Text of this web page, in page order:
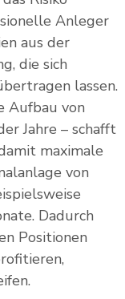
Anleger
aus der
die sich
lassen.
Aufbau von
Jahre – schafft
maximale
von
Dadurch
Positionen